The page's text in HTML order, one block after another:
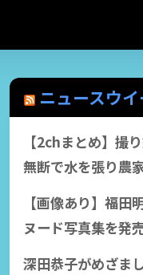
ニュースウ
【2chまとめ】撮
無断で水を張り農
【画像あり】福田
ヌード写真集を発
深田恭子がめざま